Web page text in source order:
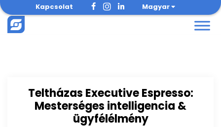
Skip
to
content
Kapcsolat Magyar
Teltházas Executive Espresso:
Mesterséges intelligencia &
ügyfélélmény